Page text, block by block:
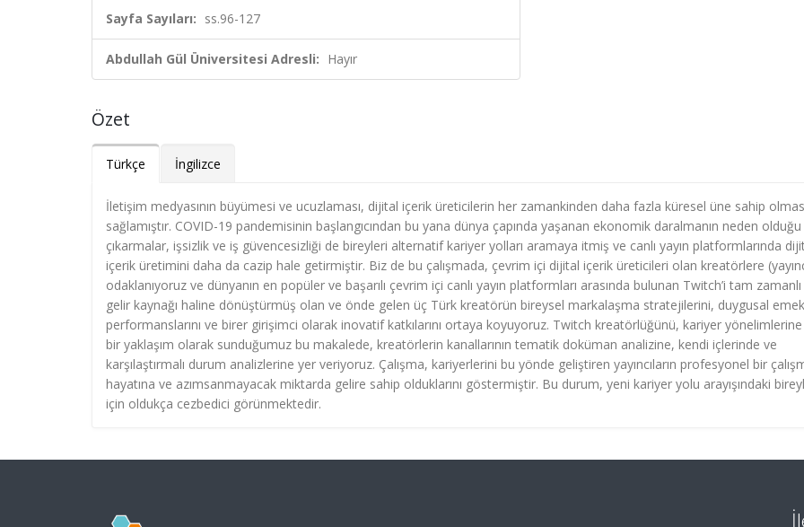
Sayfa Sayıları: ss.96-127
Abdullah Gül Üniversitesi Adresli: Hayır
Özet
Türkçe İngilizce
İletişim medyasının büyümesi ve ucuzlaması, dijital içerik üreticilerin her zamankinden daha fazla küresel üne sahip
sağlamıştır. COVID-19 pandemisinin başlangıcından bu yana dünya çapında yaşanan ekonomik daralmanın neden
çıkarmalar, işsizlik ve iş güvencesizliği de bireyleri alternatif kariyer yolları aramaya itmiş ve canlı yayın platformlarında
içerik üretimini daha da cazip hale getirmiştir. Biz de bu çalışmada, çevrim içi dijital içerik üreticileri olan kreatörlere
odaklanıyoruz ve dünyanın en popüler ve başarılı çevrim içi canlı yayın platformları arasında bulunan Twitch’i tam
gelir kaynağı haline dönüştürmüş olan ve önde gelen üç Türk kreatörün bireysel markalaşma stratejilerini, duygusal emek
performanslarını ve birer girişimci olarak inovatif katkılarını ortaya koyuyoruz. Twitch kreatörlüğünü, kariyer
bir yaklaşım olarak sunduğumuz bu makalede, kreatörlerin kanallarının tematik doküman analizine, kendi içlerinde ve
karşılaştırmalı durum analizlerine yer veriyoruz. Çalışma, kariyerlerini bu yönde geliştiren yayıncıların profesyonel bir
hayatına ve azımsanmayacak miktarda gelire sahip olduklarını göstermiştir. Bu durum, yeni kariyer yolu arayışındaki
için oldukça cezbedici görünmektedir.